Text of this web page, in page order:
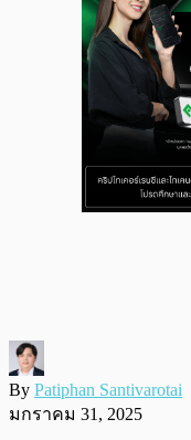
By Patiphan Santivarotai
มกราคม 31, 2025